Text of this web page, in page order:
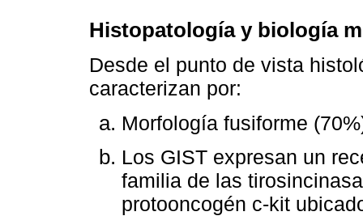
Histopatología y biología
Desde el punto de vista
caracterizan por:
Morfología fusiforme
Los GIST expresan un
familia de las
protooncogén c-kit